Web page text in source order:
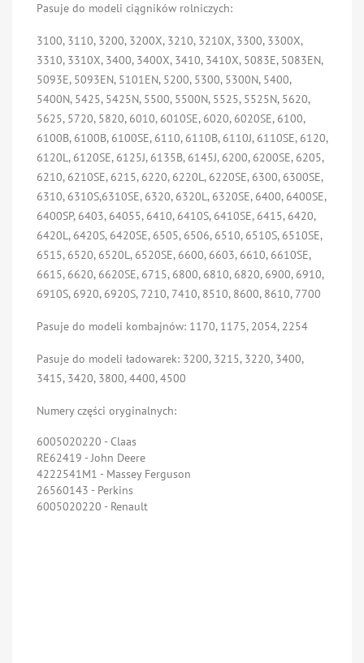
Pasuje do modeli ciągników rolniczych:
3100, 3110, 3200, 3200X, 3210, 3210X, 3300, 3300X,
3310, 3310X, 3400, 3400X, 3410, 3410X, 5083E, 5083EN,
5093E, 5093EN, 5101EN, 5200, 5300, 5300N, 5400,
5400N, 5425, 5425N, 5500, 5500N, 5525, 5525N, 5620,
5625, 5720, 5820, 6010, 6010SE, 6020, 6020SE, 6100,
6100B, 6100B, 6100SE, 6110, 6110B, 6110J, 6110SE, 6120,
6120L, 6120SE, 6125J, 6135B, 6145J, 6200, 6200SE, 6205,
6210, 6210SE, 6215, 6220, 6220L, 6220SE, 6300, 6300SE,
6310, 6310S,6310SE, 6320, 6320L, 6320SE, 6400, 6400SE,
6400SP, 6403, 64055, 6410, 6410S, 6410SE, 6415, 6420,
6420L, 6420S, 6420SE, 6505, 6506, 6510, 6510S, 6510SE,
6515, 6520, 6520L, 6520SE, 6600, 6603, 6610, 6610SE,
6615, 6620, 6620SE, 6715, 6800, 6810, 6820, 6900, 6910,
6910S, 6920, 6920S, 7210, 7410, 8510, 8600, 8610, 7700
Pasuje do modeli kombajnów: 1170, 1175, 2054, 2254
Pasuje do modeli ładowarek: 3200, 3215, 3220, 3400,
3415, 3420, 3800, 4400, 4500
Numery części oryginalnych:
6005020220 - Claas
RE62419 - John Deere
4222541M1 - Massey Ferguson
26560143 - Perkins
6005020220 - Renault